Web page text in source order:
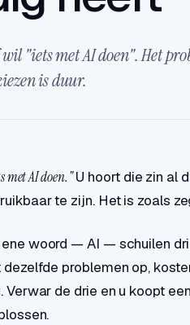
"iets met AI doen". Het
is duur.
met AI doen."U hoort die zin al
te zijn. Het is zoals
woord — AI — schuilen
dezelfde problemen op,
Verwar de drie en u koopt